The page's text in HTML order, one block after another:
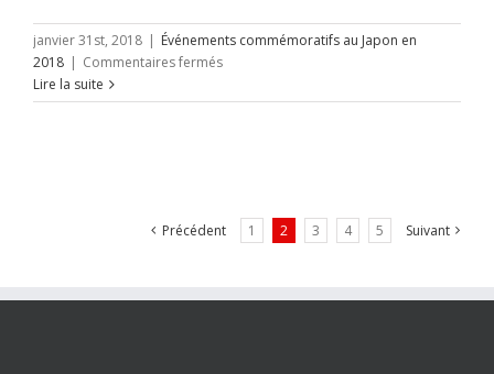
janvier 31st, 2018 | Événements commémoratifs au Japon en
2018 | Commentaires ferméssur
F.
Lire la suite
Précédent 1 2 3 4 5 Suivant